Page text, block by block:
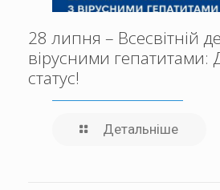
28 липня – Всесвітній
вірусними гепатитами:
статус!
Детальніше